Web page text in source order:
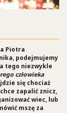
Piotra
podejmujemy
tego niezwykle
człowieka
się chociaż
zapalić znicz,
wiec, lub
mszę za